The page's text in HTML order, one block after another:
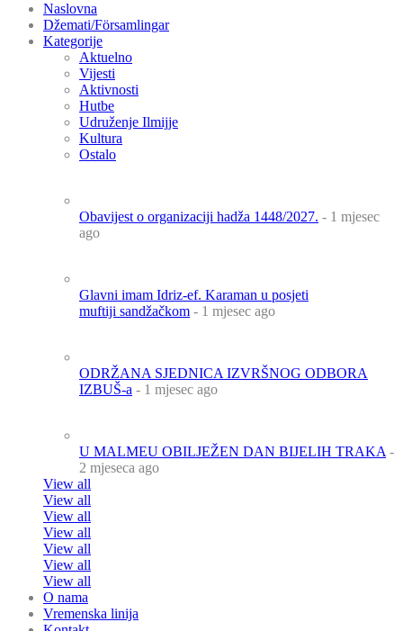
Naslovna
Džemati/Församlingar
Kategorije
Aktuelno
Vijesti
Aktivnosti
Hutbe
Udruženje Ilmijje
Kultura
Ostalo
Obavijest o organizaciji hadža 1448/2027. - 1 mjesec
ago
Glavni imam Idriz-ef. Karaman u posjeti
muftiji sandžačkom - 1 mjesec ago
ODRŽANA SJEDNICA IZVRŠNOG ODBORA
IZBUŠ-a - 1 mjesec ago
U MALMEU OBILJEŽEN DAN BIJELIH TRAKA -
2 mjeseca ago
View all
View all
View all
View all
View all
View all
View all
O nama
Vremenska linija